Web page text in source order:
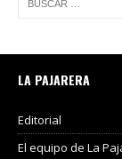
LA PAJARERA
Editorial
El equipo de La